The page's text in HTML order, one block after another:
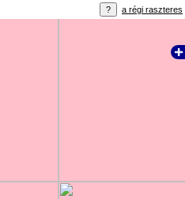
a régi raszteres